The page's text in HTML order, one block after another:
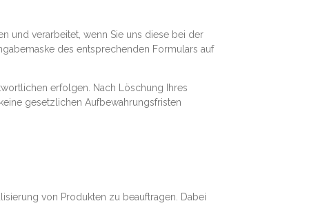
und verarbeitet, wenn Sie uns diese bei der
des entsprechenden Formulars auf
erfolgen. Nach Löschung Ihres
gesetzlichen Aufbewahrungsfristen
von Produkten zu beauftragen. Dabei